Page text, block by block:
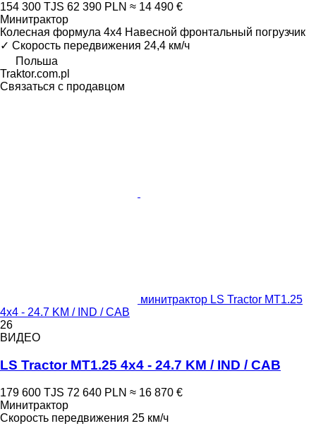
154 300 TJS 62 390 PLN ≈ 14 490 €
Минитрактор
Колесная формула 4x4 Навесной фронтальный погрузчик
✓ Скорость передвижения 24,4 км/ч
Польша
Traktor.com.pl
Связаться с продавцом
минитрактор LS Tractor MT1.25
4x4 - 24.7 KM / IND / CAB
26
ВИДЕО
LS Tractor MT1.25 4x4 - 24.7 KM / IND / CAB
179 600 TJS 72 640 PLN ≈ 16 870 €
Минитрактор
Скорость передвижения 25 км/ч